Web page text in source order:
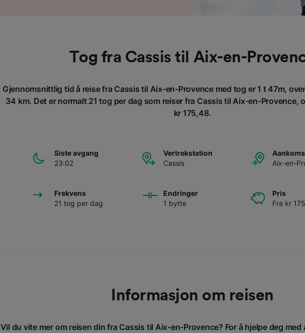
Tog fra Cassis til Aix-en-
Gjennomsnittlig tid å reise fra Cassis til Aix-en-Provence med tog er 1 t 47m,
34 km. Det er normalt 21 tog per dag som reiser fra Cassis til Aix-en-Provence,
kr 175,48.
Siste avgang
23:02
Vertrekstation
Cassis
Aix-en-
Frekvens
21 tog per dag
Endringer
1 bytte
Pris
Fra kr
Informasjon om reisen
Vil du vite mer om reisen din fra Cassis til Aix-en-Provence? For å hjelpe deg med
Use precise geolocation data. Actively scan device
List of Partners